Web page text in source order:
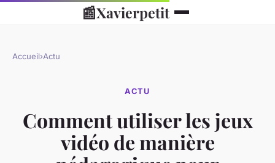
📰Xavierpetit
Accueil›Actu
ACTU
Comment utiliser les jeux
vidéo de manière